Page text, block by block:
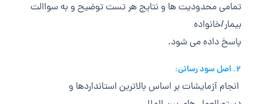
تمامی محدوديت ها و نتايج هر تست توضيح و به سواالت
بيمار/خانواده
پاسخ داده می شود.
٢. اصل سود رسانی:
انجام آزمايشات بر اساس بالاترين استانداردها و